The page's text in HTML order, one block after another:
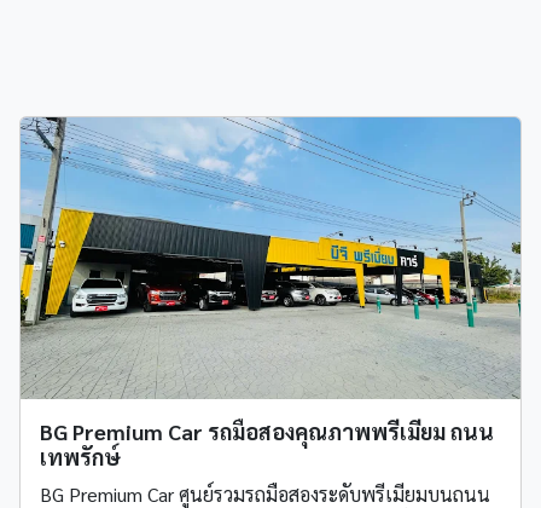
BG Premium Car รถมือสองคุณภาพพรีเมียม ถนน
เทพรักษ์
BG Premium Car ศูนย์รวมรถมือสองระดับพรีเมียมบนถนน